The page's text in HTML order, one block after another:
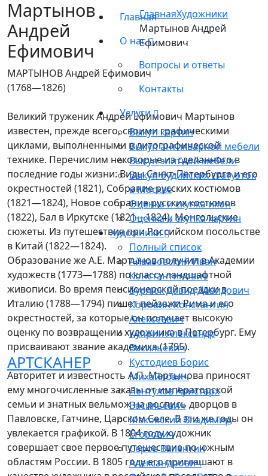
АРТСКАНЕР
Главная
О нас
Вопросы и ответы
Контакты
Услуги
Выкуп картин
Выкуп антикварной мебели
Выкуп элитной мебели
Выкуп будийских статуэток
в Москве
Оценка и скупка икон
Оценка и скупка картин
Художники
Полный список
Айвазовский Иван
Константинович
Бурлюк Давид Давидович
Коровин Константин
Алексеевич
Куприн Александр
Васильевич
Кустодиев Борис
Михайлович
Лентулов Аристарх
Васильевич
Маковский Владимир
Егорович
Серов Валентин
Александрович
Мартынов
Андрей
Ефимович
ГлавнаяХудожники
Мартынов Андрей
Ефимович
МАРТЫНОВ Андрей Ефимович
(1768—1826)
Великий труженик Андрей Ефимович Мартынов
известен, прежде всего, своими графическими
циклами, выполненными в литографической
технике. Перечислим некоторые из сделанного в
последние годы жизни: Виды Санкт-Петербурга и его
окрестностей (1821), Собрание русских костюмов
(1821—1824), Новое собрание русских костюмов
(1822), Бал в Иркутске (1821—1824), Монгольские
сюжеты. Из путешествия при Российском посольстве
в Китай (1822—1824).
Образование же А.Е. Мартынов получил в Академии
художеств (1773—1788) по классу ландшафтной
живописи. Во время пенсионерской поездки в
Италию (1788—1794) пишет пейзажи Рима и его
окрестностей, за которые он получает высокую
оценку по возвращении художника в Петербург. Ему
присваивают звание академика (1795).
Авторитет и известность А.П. Мартынова приносят
ему многочисленные заказы от императорской
семьи и знатных вельмож на роспись дворцов в
Павловске, Гатчине, Царском Селе. В эти же годы он
увлекается графикой. В 1804 году художник
совершает свое первое путешествие по южным
областям России. В 1805 году его приглашают в